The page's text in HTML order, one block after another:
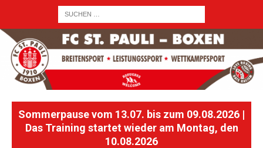
Sommerpause vom 13.07. bis zum 09.08.2026 |
Das Training startet wieder am Montag, den
10.08.2026